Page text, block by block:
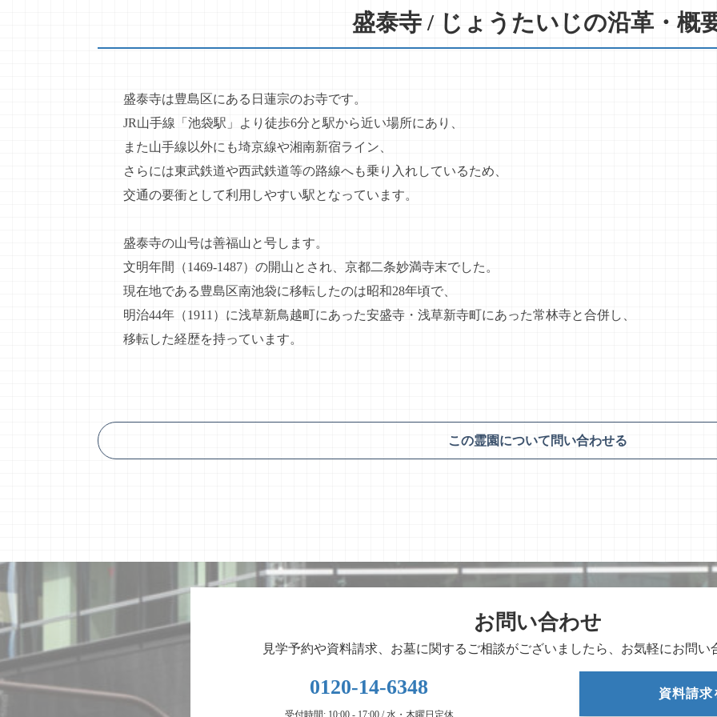
盛泰寺 / じょうたいじの沿革・概
盛泰寺は豊島区にある日蓮宗のお寺です。
JR山手線「池袋駅」より徒歩6分と駅から近い場所にあり、
また山手線以外にも埼京線や湘南新宿ライン、
さらには東武鉄道や西武鉄道等の路線へも乗り入れしているため、
交通の要衝として利用しやすい駅となっています。
盛泰寺の山号は善福山と号します。
文明年間（1469-1487）の開山とされ、京都二条妙満寺末でした。
現在地である豊島区南池袋に移転したのは昭和28年頃で、
明治44年（1911）に浅草新鳥越町にあった安盛寺・浅草新寺町にあった常林寺と合併し、
移転した経歴を持っています。
この霊園について問い合わせる
お問い合わせ
見学予約や資料請求、お墓に関するご相談がございましたら、お気軽にお問い
0120-14-6348 資料請求